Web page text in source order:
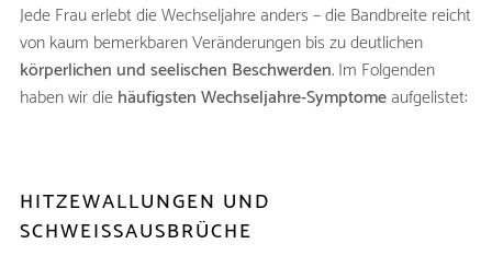
Jede Frau erlebt die Wechseljahre anders – die Bandbreite reicht
von kaum bemerkbaren Veränderungen bis zu deutlichen
körperlichen und seelischen Beschwerden. Im Folgenden
haben wir diehäufigsten Wechseljahre-Symptomeaufgelistet:
HITZEWALLUNGEN UND
SCHWEISSAUSBRÜCHE